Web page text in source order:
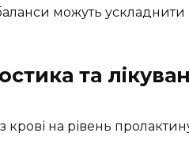
можуть ускладнити
та
крові на рівень